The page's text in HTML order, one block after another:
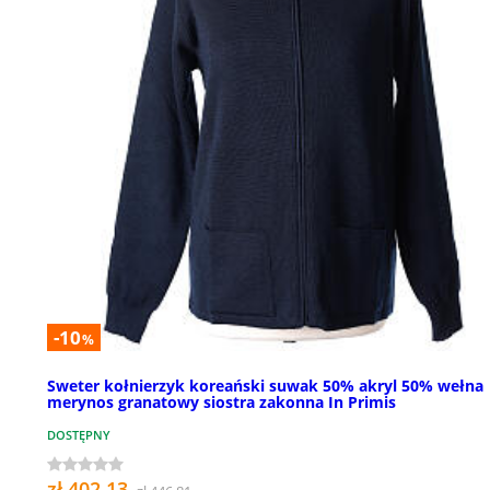
-10%
Sweter kołnierzyk koreański suwak 50% akryl 50% wełna
merynos granatowy siostra zakonna In Primis
DOSTĘPNY